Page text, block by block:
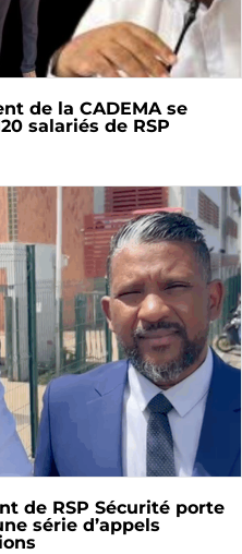
de la CADEMA se
salariés de RSP
de RSP Sécurité porte
série d’appels